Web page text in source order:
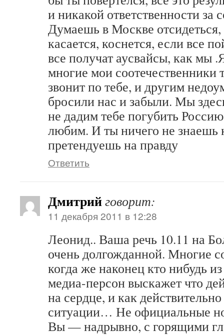
и никакой ответственности за
Думаешь в Москве отсидеться,
касается, коснется, если все
все получат аусвайсы, как мы
многие мои соотечественники
звонит по тебе, и другим
бросили нас и забыли. Мы
не дадим тебе погубить
любим. И ты ничего не знаешь
претендуешь на правду
Ответить
Дмитрийговорит:
11 декабря 2011 в 12:28
Леонид.. Ваша речь 10.11 на
очень долгожданной. Многие
когда же наконец кто нибудь
медиа-персон выскажет что
на сердце, и как
ситуации… Не официальные
Вы — надрывно, с горящими